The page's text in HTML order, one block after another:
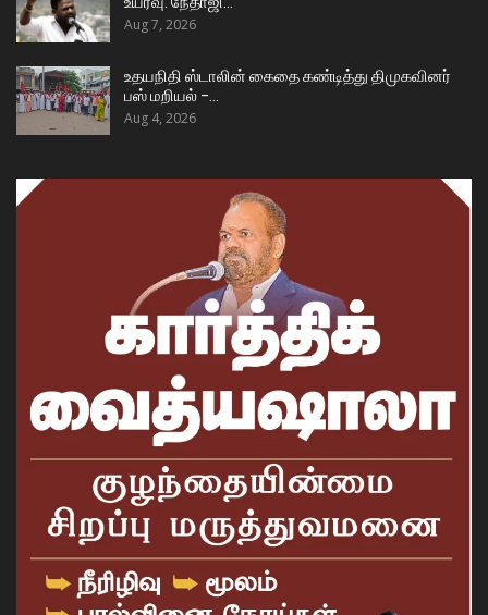
Aug 7, 2026
உதயநிதி ஸ்டாலின் கைதை கண்டித்து திமுகவினர்
பஸ் மறியல் –…
Aug 4, 2026